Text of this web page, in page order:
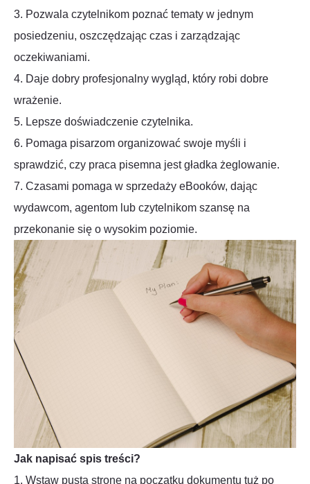
3. Pozwala czytelnikom poznać tematy w jednym
posiedzeniu, oszczędzając czas i zarządzając
oczekiwaniami.
4. Daje dobry profesjonalny wygląd, który robi dobre
wrażenie.
5. Lepsze doświadczenie czytelnika.
6. Pomaga pisarzom organizować swoje myśli i
sprawdzić, czy praca pisemna jest gładka żeglowanie.
7. Czasami pomaga w sprzedaży eBooków, dając
wydawcom, agentom lub czytelnikom szansę na
przekonanie się o wysokim poziomie.
Jak napisać spis treści?
1. Wstaw pustą stronę na początku dokumentu tuż po